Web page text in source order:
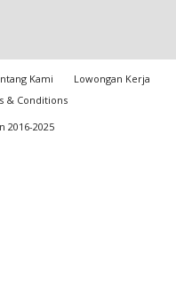
Kami
Lowongan Kerja
& Conditions
2016-2025